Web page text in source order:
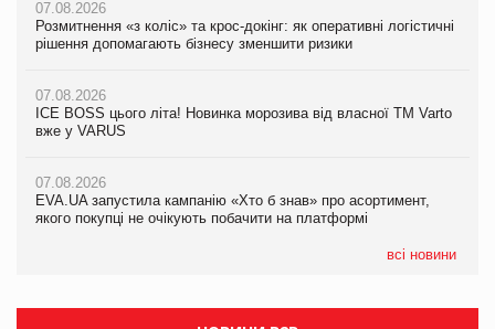
07.08.2026
Розмитнення «з коліс» та крос-докінг: як оперативні логістичні
рішення допомагають бізнесу зменшити ризики
07.08.2026
ICE BOSS цього літа! Новинка морозива від власної ТМ Varto
вже у VARUS
07.08.2026
EVA.UA запустила кампанію «Хто б знав» про асортимент,
якого покупці не очікують побачити на платформі
всі новини
07.08.2026
Kraft Heinz скоротила збиток у першому півріччі
Продажі Hugo Boss впали на 9%
07.08.2026
Kraft Heinz скоротила збиток у першому півріччі
Продажі Hugo Boss впали на 9%